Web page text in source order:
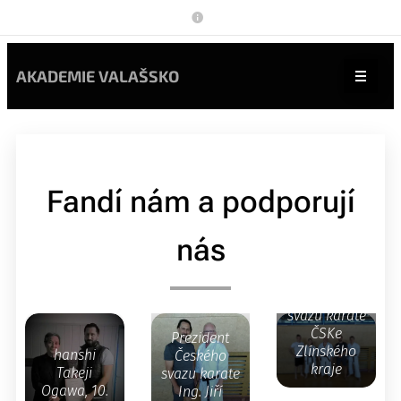
AKADEMIE VALAŠSKO
Fandí nám a podporují
nás
hanshi
Takeji
Ogawa, 10.
Prezident
Českého
svazu karate
Ing. Jiří
svazu karate
ČSKe
Zlínského
kraje
a zástupce
ČR
okinawské
organizace